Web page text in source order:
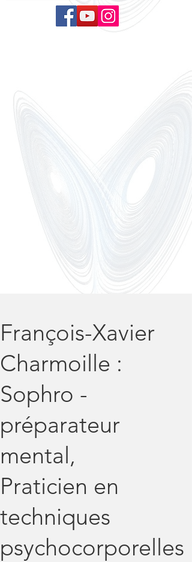
François-Xavier
Charmoille :
Sophro -
préparateur
mental,
Praticien en
techniques
psychocorporelles